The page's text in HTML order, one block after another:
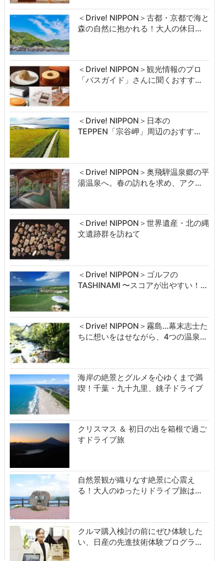
＜Drive! NIPPON＞古都・京都で海と
森の自然に抱かれる！大人の休日…
＜Drive! NIPPON＞観光情報のプロ
「バスガイド」さんに聞くおすす…
＜Drive! NIPPON＞日本の
TEPPEN「宗谷岬」周辺のおすす…
＜Drive! NIPPON＞奥飛騨温泉郷の平
湯温泉へ。春の訪れを求め、アク…
＜Drive! NIPPON＞世界遺産・北の縄
文遺跡群を訪ねて
＜Drive! NIPPON＞ゴルフの
TASHINAMI 〜スコアが出やすい！…
＜Drive! NIPPON＞霧島…幕末志士た
ちに想いをはせながら、4つの温泉…
海岸の絶景とグルメを心ゆくまで満
喫！千葉・九十九里、銚子ドライブ
クリスマス ＆ 初日の出を箱根で過ご
すドライブ旅
自然景観が織りなす絶景に心震え
る！大人のゆったりドライブ旅は…
クルマ購入検討の前にぜひ体験した
い、日産の先進技術体験プログラ…